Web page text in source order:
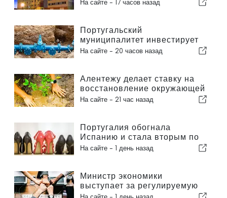
На сайте - 17 часов назад
Португальский
муниципалитет инвестирует
более 190 000 евро в систему
На сайте - 20 часов назад
Алентежу делает ставку на
восстановление окружающей
среды за счет европейских
На сайте - 21 час назад
Португалия обогнала
Испанию и стала вторым по
величине производителем
На сайте - 1 день назад
Министр экономики
выступает за регулируемую
интеграцию и гарантирует